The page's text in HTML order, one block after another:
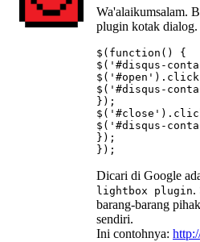
Wa'alaikumsalam.
plugin kotak
$(function() {
$('#disqus-
$('#disqus-
});
$('#disqus-
});
});
Dicari di Google
lightbox plugin.
barang-barang
sendiri.
Ini contohnya: